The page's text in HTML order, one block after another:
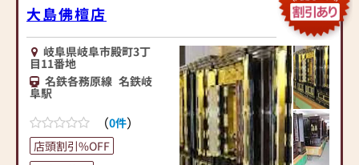
クター、京念珠製造師、ア
ロマテラピー検定1級などの
資格を持つ専門スタッフが
在籍しております。お位牌
の文字彫りは自社にて丁寧
に彫刻し、ご要望にきめ細
かく対応いたします。ま
た、真宗大谷派名古屋教区
の教化委員や寺院活動など
位牌、お線香、故人の好物
シリーズ（ローソク）等も
品数豊富に取り揃えており
ます。
スタッフ一同、心よりお待
【取り扱い仏壇】
唐木仏壇、上置仏壇、家具
大島佛檀店
岐阜県岐阜市殿町3丁
目11番地
名鉄各務原線 名鉄岐
阜駅
（0件）
店頭割引%OFF